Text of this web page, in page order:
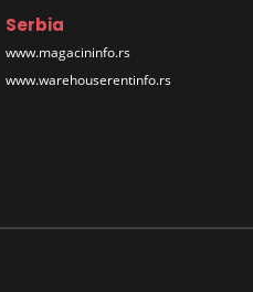
Serbia
www.magacininfo.rs
www.warehouserentinfo.rs